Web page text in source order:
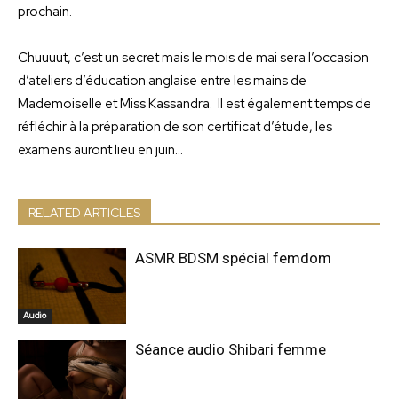
prochain.
Chuuuut, c’est un secret mais le mois de mai sera l’occasion
d’ateliers d’éducation anglaise entre les mains de
Mademoiselle et Miss Kassandra. Il est également temps de
réfléchir à la préparation de son certificat d’étude, les
examens auront lieu en juin…
RELATED ARTICLES
Audio
ASMR BDSM spécial femdom
Séance audio Shibari femme